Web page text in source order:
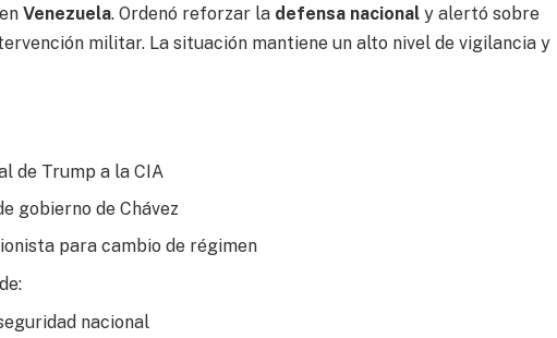
Venezuela. Ordenó reforzar la defensa nacional y alertó sobre
militar. La situación mantiene un alto nivel de vigilancia y
de Trump a la CIA
gobierno de Chávez
para cambio de régimen
nacional